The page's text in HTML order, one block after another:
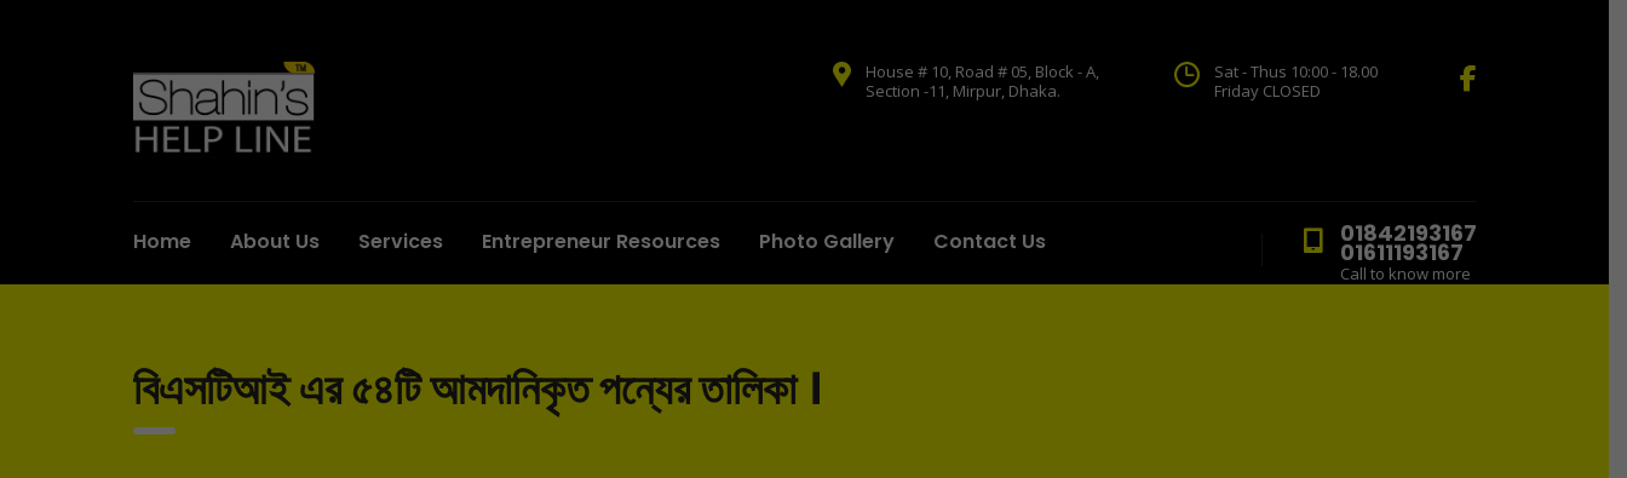
Sat - Thus 10:00 - 18.00
Friday CLOSED
House # 10, Road # 05, Block - A,
Section -11, Mirpur, Dhaka.
Home About Us Services Entrepreneur Resources Photo Gallery Contact Us 01842193167
01611193167
Call to know more
বিএসটিআই এর ৫৪টি আমদানিকৃত পন্যের তালিকা ।